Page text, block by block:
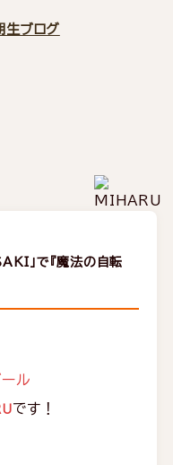
」で『魔法の自転
ル
です！